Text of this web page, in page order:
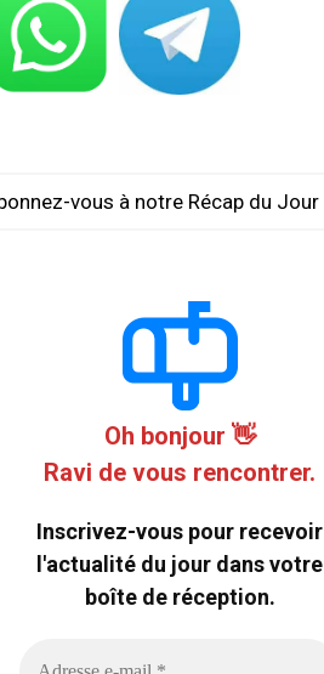
vous à notre Récap du Jour
Oh bonjour 👋
Ravi de vous rencontrer.
Inscrivez-vous pour recevoir
l'actualité du jour dans votre
boîte de réception.